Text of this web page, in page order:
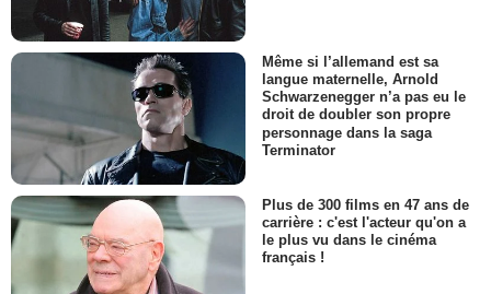
Même si l’allemand est sa
langue maternelle, Arnold
Schwarzenegger n’a pas eu le
droit de doubler son propre
personnage dans la saga
Terminator
Plus de 300 films en 47 ans de
carrière : c'est l'acteur qu'on a
le plus vu dans le cinéma
français !